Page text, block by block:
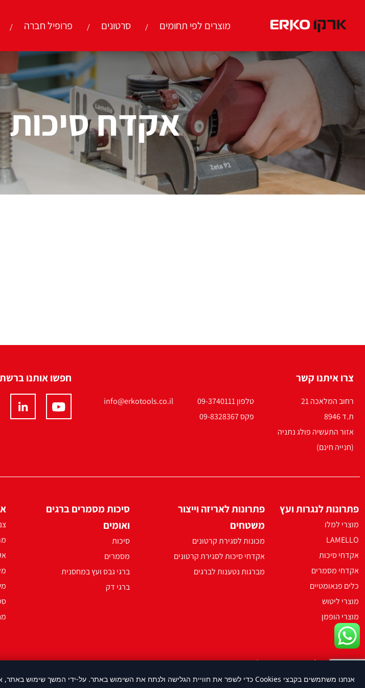
מוצרים לפי תחומים סרטונים פרופיל חברה
אקדח
צרו איתנו קשר
רחוב המלאכה 21
ת.ד 8946
אזור התעשיה פולג נתניה
(חנייה חינם)
טלפון 09-3740111
פקס 09-8328367
info@erkotools.co.il
חפשו אותנו
פתרונות לנגרות ועץ
מוצרי למלו
LAMELLO
אקדחי סיכות
אקדחי מסמרים
כלים פנאומטיים
מוצרי ליטוש
מוצרי הופמן
פתרונות לאריזה וייצור
משטחים
מכונות לסגירת קרטונים
אקדחי סיכות לסגירת קרטונים
מברגות נטענות לברגים
סיכות מסמרים ברגים
ואומים
סיכות
מסמרים
ברגי גבס ועץ במחסנית
ברגי דק
2021 ארקו כל הזכויות שמורות ©
אנחנו משתמשים בקבצי Cookies כדי לשפר את חוויית הגלישה ולנתח את השימוש באתר. על-ידי המשך שימוש באתר, את/ה מסכים/ה לשימוש בעוגיות בהתאם